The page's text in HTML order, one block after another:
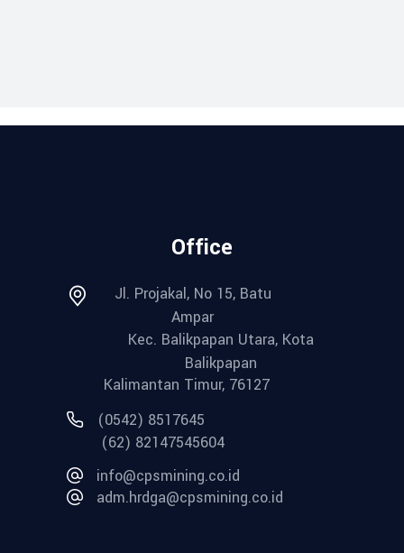
Office
Jl. Projakal, No 15, Batu
Ampar
Kec. Balikpapan Utara, Kota
Balikpapan
Kalimantan Timur, 76127
(0542) 8517645
(62) 82147545604
info@cpsmining.co.id
adm.hrdga@cpsmining.co.id